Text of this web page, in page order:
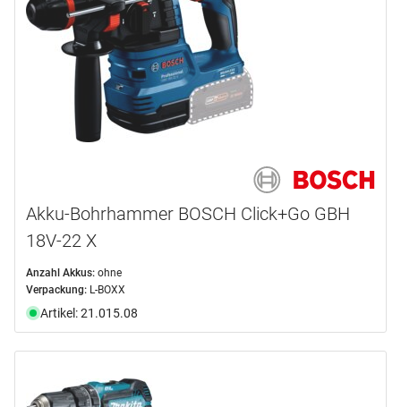
Akku-Bohrhammer BOSCH Click+Go GBH
18V-22 X
Anzahl Akkus: ohne
Verpackung: L-BOXX
Artikel: 21.015.08